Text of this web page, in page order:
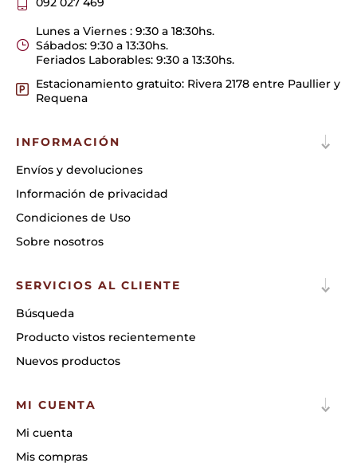
Lunes a Viernes : 9:30 a 18:30hs.
Sábados: 9:30 a 13:30hs.
Feriados Laborables: 9:30 a 13:30hs.
Estacionamiento gratuito: Rivera 2178 entre Paullier y
Requena
INFORMACIÓN
Envíos y devoluciones
Información de privacidad
Condiciones de Uso
Sobre nosotros
SERVICIOS AL CLIENTE
Búsqueda
Producto vistos recientemente
Nuevos productos
MI CUENTA
Mi cuenta
Mis compras